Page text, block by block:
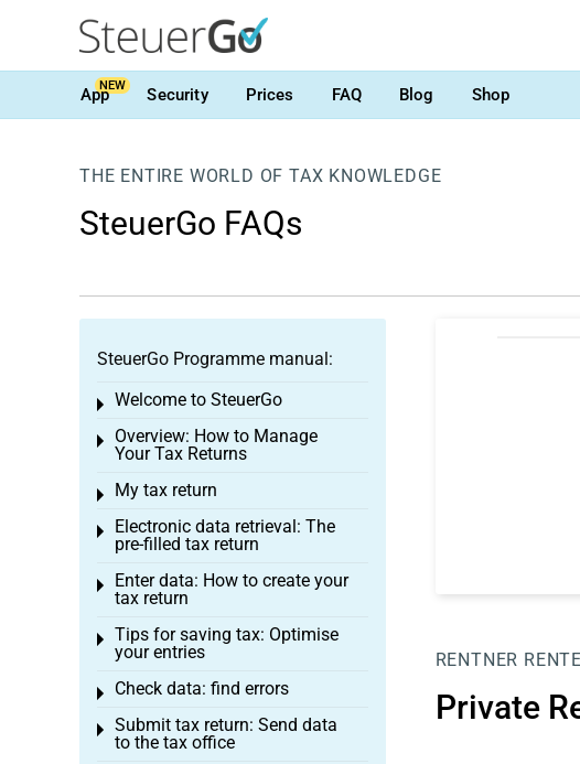
AppNEW Security Prices FAQ Blog Shop
THE ENTIRE WORLD OF TAX KNOWLEDGE
SteuerGo FAQs
RENTNER
Private
SteuerGo Programme manual:
Welcome to SteuerGo
Toggle menu
Overview: How to Manage
Your Tax Returns
Toggle menu
My tax return
Toggle menu
Electronic data retrieval: The
pre-filled tax return
Toggle menu
Enter data: How to create your
tax return
Toggle menu
Tips for saving tax: Optimise
your entries
Toggle menu
Check data: find errors
Toggle menu
Submit tax return: Send data
to the tax office
Toggle menu